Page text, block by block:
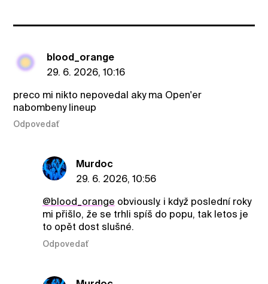
blood_orange
29. 6. 2026, 10:16
preco mi nikto nepovedal aky ma Open'er
nabombeny lineup
Odpovedať
Murdoc
29. 6. 2026, 10:56
@blood_orange obviously. i když poslední roky
mi přišlo, že se trhli spíš do popu, tak letos je
to opět dost slušné.
Odpovedať